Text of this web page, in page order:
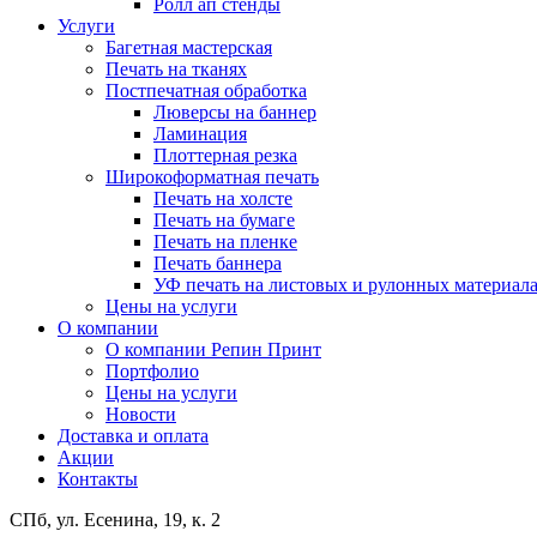
Услуги
Багетная мастерская
Печать на тканях
Постпечатная обработка
Люверсы на баннер
Ламинация
Плоттерная резка
Широкоформатная печать
Печать на холсте
Печать на бумаге
Печать на пленке
Печать баннера
УФ печать на листовых и рулонных
Цены на услуги
О компании
О компании Репин Принт
Портфолио
Цены на услуги
Новости
Доставка и оплата
Акции
Контакты
СПб, ул. Есенина, 19, к. 2